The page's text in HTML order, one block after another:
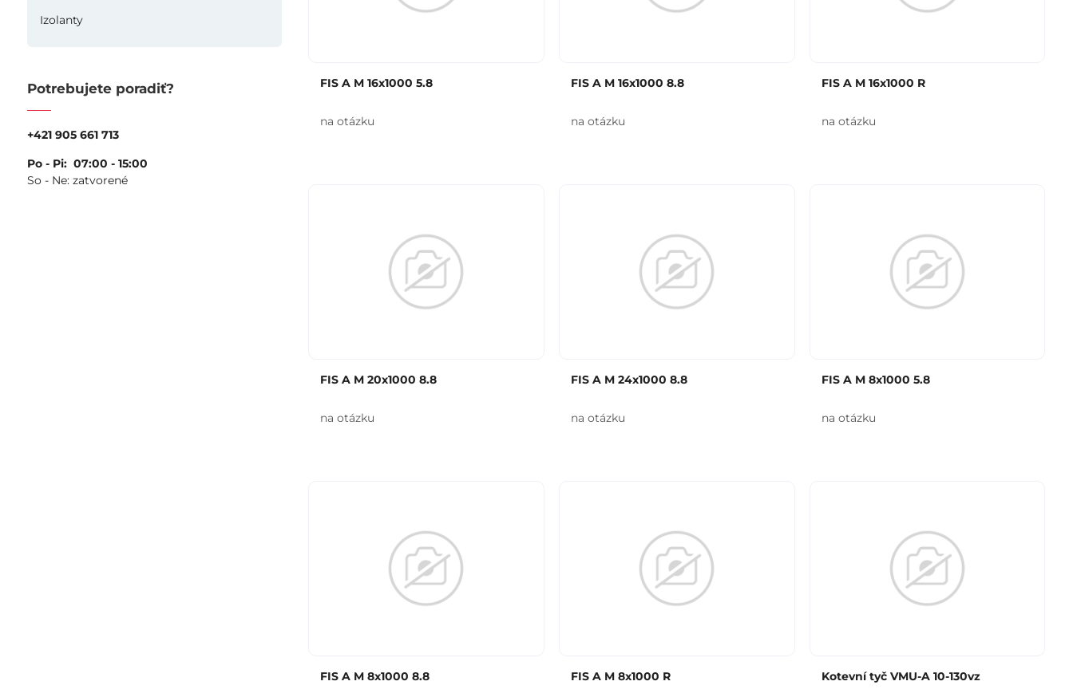
Izolanty
Potrebujete poradiť?
+421 905 661 713
Po - Pi: 07:00 - 15:00
So - Ne: zatvorené
FIS A M 16x1000 5.8
na otázku
FIS A M 16x1000 8.8
na otázku
FIS A M 16x1000 R
na otázku
FIS A M 20x1000 8.8
na otázku
FIS A M 24x1000 8.8
na otázku
FIS A M 8x1000 5.8
na otázku
FIS A M 8x1000 8.8 FIS A M 8x1000 R Kotevní tyč VMU-A 10-130vz